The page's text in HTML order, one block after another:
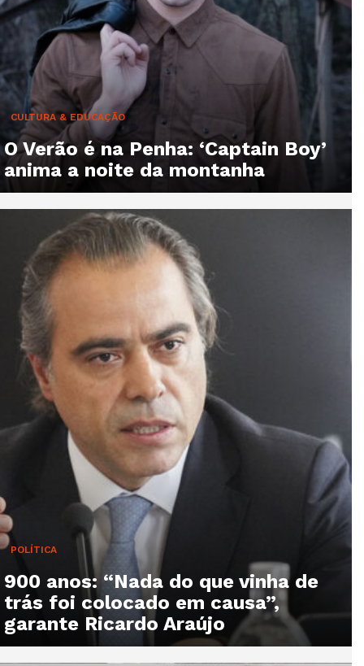
CULTURA & EDUCAÇÃO
O Verão é na Penha: ‘Captain Boy’
anima a noite da montanha
POLÍTICA
900 anos: “Nada do que vinha de
trás foi colocado em causa”,
garante Ricardo Araújo